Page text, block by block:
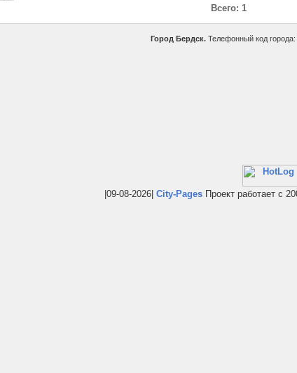
Всего: 1
Город Бердск. Телефонный код города:
|09-08-2026| City-Pages Проект работает с